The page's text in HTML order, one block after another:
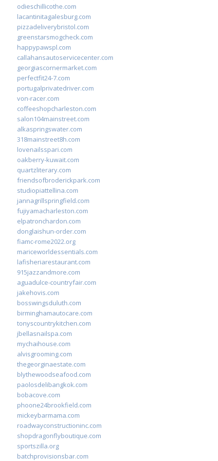
odieschillicothe.com
lacantinitagalesburg.com
pizzadeliverybristol.com
greenstarsmogcheck.com
happypawspl.com
callahansautoservicecenter.com
georgiascornermarket.com
perfectfit24-7.com
portugalprivatedriver.com
von-racer.com
coffeeshopcharleston.com
salon104mainstreet.com
alkaspringswater.com
318mainstreet8h.com
lovenailsspari.com
oakberry-kuwait.com
quartzliterary.com
friendsofbroderickpark.com
studiopiattellina.com
jannagrillspringfield.com
fujiyamacharleston.com
elpatronchardon.com
donglaishun-order.com
fiamc-rome2022.org
mariceworldessentials.com
lafisheriarestaurant.com
915jazzandmore.com
aguadulce-countryfair.com
jakehovis.com
bosswingsduluth.com
birminghamautocare.com
tonyscountrykitchen.com
jbellasnailspa.com
mychaihouse.com
alvisgrooming.com
thegeorginaestate.com
blythewoodseafood.com
paolosdelibangkok.com
bobacove.com
phoone24brookfield.com
mickeybarmama.com
roadwayconstructioninc.com
shopdragonflyboutique.com
sportszilla.org
batchprovisionsbar.com